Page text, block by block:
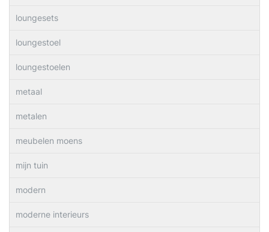
loungesets
loungestoel
loungestoelen
metaal
metalen
meubelen moens
mijn tuin
modern
moderne interieurs